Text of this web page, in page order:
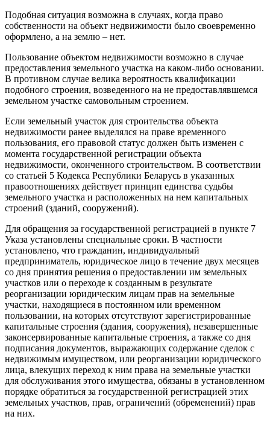
Подобная ситуация возможна в случаях, когда право
собственности на объект недвижимости было свое­временно
оформлено, а на землю – нет.
Пользование объектом недвижимости возможно в случае
предоставления земельного участка на каком-либо основании.
В противном случае велика вероятность квалификации
подобного строения, возведенного на не предоставлявшемся
земельном участке самовольным строением.
Если земельный участок для строительства объекта
недвижимости ранее выделялся на праве временного
пользования, его правовой статус должен быть изменен с
момента государственной регистрации объекта
недвижимости, оконченного строительством. В соответствии
со статьей 5 Кодекса Республики Беларусь в указанных
правоотношениях действует принцип единства судьбы
земельного участка и расположенных на нем капитальных
строений (зданий, сооружений).
Для обращения за государственной регистрацией в пункте 7
Указа установлены специальные сроки. В частности
установлено, что гражданин, индивидуальный
предприниматель, юридическое лицо в течение двух месяцев
со дня принятия решения о предоставлении им земельных
участков или о переходе к созданным в результате
реорганизации юридическим лицам прав на земельные
участки, находящиеся в постоянном или временном
пользовании, на которых отсутствуют зарегистрированные
капитальные строения (здания, сооружения), незавершенные
законсервированные капитальные строения, а также со дня
подписания документов, выражающих содержание сделок с
недвижимым имуществом, или реорганизации юридического
лица, влекущих переход к ним права на земельные участки
для обслуживания этого имущества, обязаны в установленном
порядке обратиться за государственной регистрацией этих
земельных участков, прав, ограничений (обременений) прав
на них.